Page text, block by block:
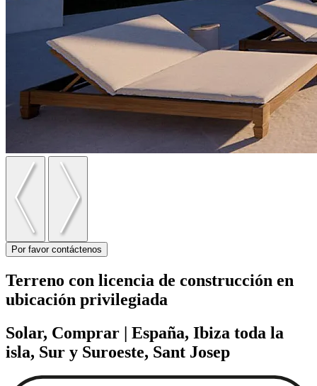
Por favor contáctenos
Terreno con licencia de construcción en
ubicación privilegiada
Solar, Comprar | España, Ibiza toda la
isla, Sur y Suroeste, Sant Josep